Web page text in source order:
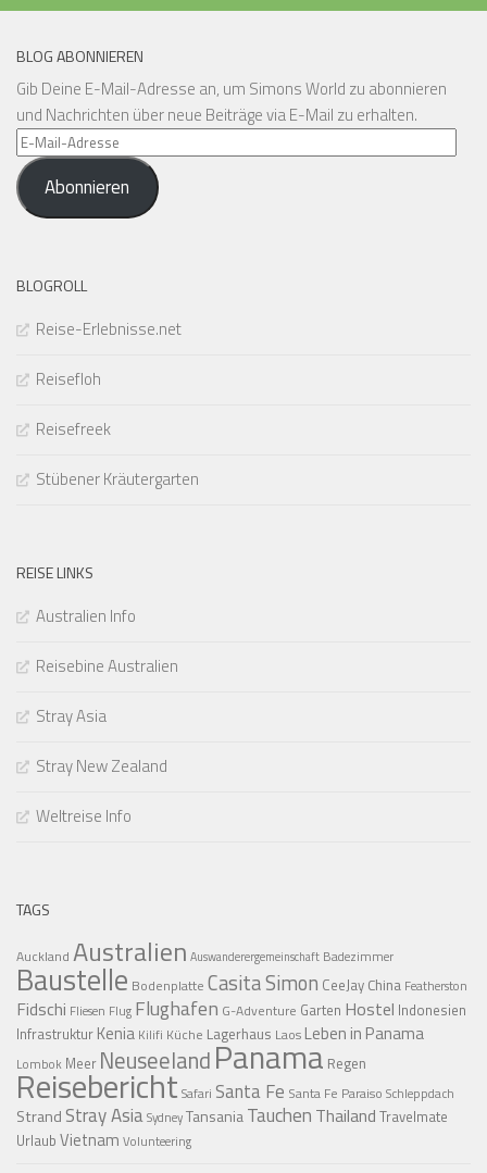
BLOG ABONNIEREN
Gib Deine E-Mail-Adresse an, um Simons World zu abonnieren
und Nachrichten über neue Beiträge via E-Mail zu erhalten.
E-
Mail-
AdresseAbonnieren
BLOGROLL
Reise-Erlebnisse.net
Reisefloh
Reisefreek
Stübener Kräutergarten
REISE LINKS
Australien Info
Reisebine Australien
Stray Asia
Stray New Zealand
Weltreise Info
TAGS
Auckland Australien Auswanderergemeinschaft Badezimmer
Baustelle Bodenplatte Casita Simon CeeJay China Featherston
Fidschi Fliesen Flug Flughafen G-Adventure Garten Hostel Indonesien
Infrastruktur Kenia Kilifi Küche Lagerhaus Laos Leben in Panama
Lombok Meer NeuseelandPanama Regen
Reisebericht Safari Santa Fe Santa Fe Paraiso Schleppdach
Strand Stray AsiaSydneyTansaniaTauchen Thailand Travelmate
Urlaub Vietnam Volunteering